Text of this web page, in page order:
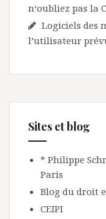
n‘oubliez pas la
Logiciels des
l’utilisateur
Sites et blog
* Philippe
Paris
Blog du droit
CEIPI